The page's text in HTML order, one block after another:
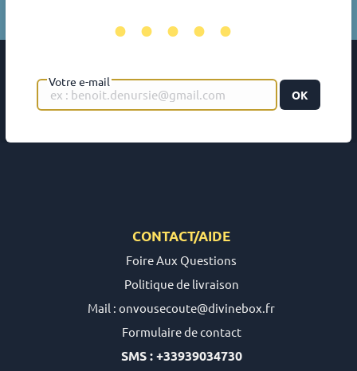
•••••
Votre e-mail
OK
CONTACT/AIDE
Foire Aux Questions
Politique de livraison
Mail : onvousecoute@divinebox.fr
Formulaire de contact
SMS : +33939034730